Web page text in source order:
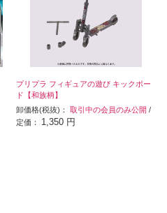
プリプラ フィギュアの遊び キックボー
ド【和族柄】
卸価格(税抜)：取引中の会員のみ公開 /
定価： 1,350 円